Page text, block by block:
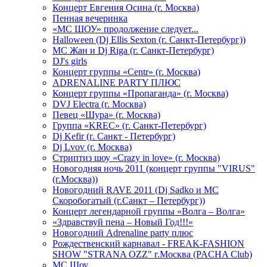
Концерт Евгения Осина (г. Москва)
Пенная вечеринка
«МС ШОУ» продолжение следует...
Halloween (Dj Ellis Sexton (г. Санкт-Петербург))
МС Жан и Dj Riga (г. Санкт-Петербург)
DJ's girls
Концерт группы «Centr» (г. Москва)
ADRENALINE PARTY ПЛЮС
Концерт группы «Пропаганда» (г. Москва)
DVJ Electra (г. Москва)
Певец «Шура» (г. Москва)
Группа «KREC» (г. Санкт-Петербург)
Dj Kefir (г. Санкт - Петербург)
Dj Lvov (г. Москва)
Стриптиз шоу «Crazy in love» (г. Москва)
Новогодняя ночь 2011 (концерт группы "VIRUS"
(г.Москва))
Новогодний RAVE 2011 (Dj Sadko и MC
Скоробогатый (г.Санкт – Петербург))
Концерт легендарной группы «Волга – Волга»
«Здравствуй пена – Новый Год!!!»
Новогодний Adrenaline party плюс
Рождественский карнавал - FREAK-FASHION
SHOW "STRANA OZZ" г.Москва (PACHA Club)
MC Шоу